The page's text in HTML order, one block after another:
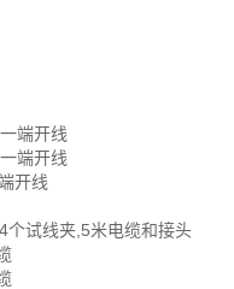
端开线
端开线
开线
试线夹,5米电缆和接头